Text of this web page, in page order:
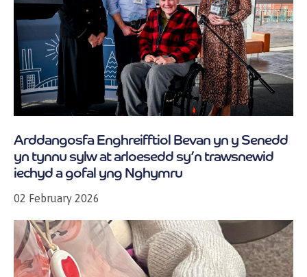
Arddangosfa Enghreifftiol Bevan yn y Senedd
yn tynnu sylw at arloesedd sy’n trawsnewid
iechyd a gofal yng Nghymru
02 February 2026